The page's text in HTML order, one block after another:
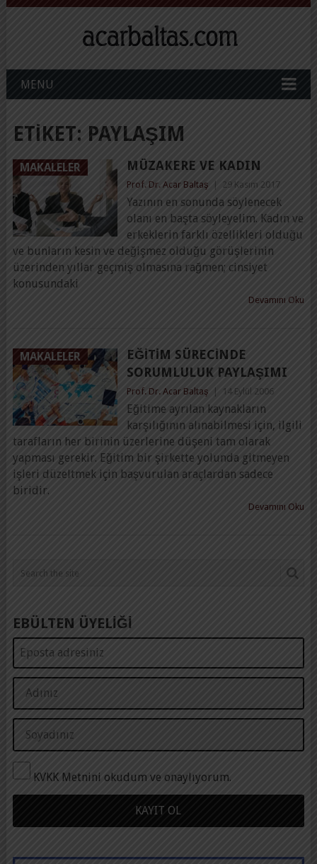
MENU
ETIKET: PAYLAŞIM
MAKALELER MÜZAKERE VE KADIN
Prof. Dr. Acar Baltaş 29 Kasım 2017
Yazının en sonunda söylenecek
olanı en başta söyleyelim. Kadın ve
erkeklerin farklı özellikleri olduğu
ve bunların kesin ve değişmez olduğu görüşlerinin
üzerinden yıllar geçmiş olmasına rağmen; cinsiyet
konusundaki
Devamını Oku
MAKALELER
EĞITIM SÜRECINDE
SORUMLULUK PAYLAŞIMI
Prof. Dr. Acar Baltaş 14 Eylül 2006
Eğitime ayrılan kaynakların
karşılığının alınabilmesi için, ilgili
tarafların her birinin üzerlerine düşeni tam olarak
yapması gerekir. Eğitim bir şirkette yolunda gitmeyen
işleri düzeltmek için başvurulan araçlardan sadece
biridir.
Devamını Oku
EBÜLTEN ÜYELİĞİ
KVKK Metnini okudum ve onaylıyorum.